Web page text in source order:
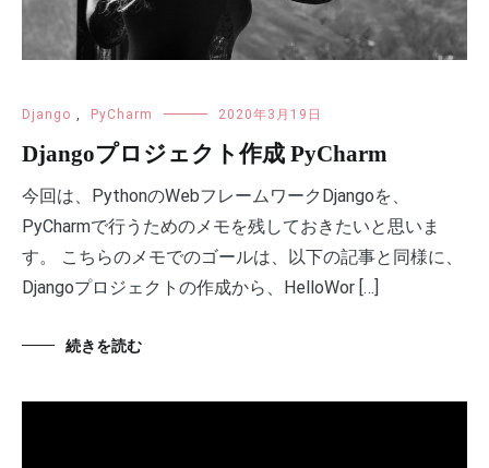
Django , PyCharm 2020年3月19日
Djangoプロジェクト作成 PyCharm
今回は、PythonのWebフレームワークDjangoを、
PyCharmで行うためのメモを残しておきたいと思いま
す。 こちらのメモでのゴールは、以下の記事と同様に、
Djangoプロジェクトの作成から、HelloWor […]
続きを読む